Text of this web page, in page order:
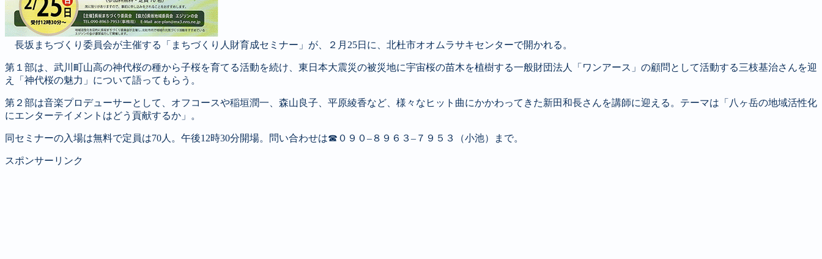
長坂まちづくり委員会が主催する「まちづくり人財育成セミナー」が、２月 25日に、北杜市オオムラサキセンターで開かれる。
第１部は、武川町山高の神代桜の種から子桜を育てる活動を続け、東日本大震災の被災地に宇宙桜の苗木を植樹する一般財団法人「ワンアース」の顧問として活動する三枝基治さんを迎
え「神代桜の魅力」について語ってもらう。
第２部は音楽プロデューサーとして、オフコースや稲垣潤一、森山良子、平原綾香など、様々なヒット曲にかかわってきた新田和長さんを講師に迎える。テーマは「八ヶ岳の地域活性化
にエンターテイメントはどう貢献するか」。
同セミナーの入場は無料で定員は70人。午後12時30分開場。問い合わせは☎０９０–８９６３ – ７９５３（小池）まで。
スポンサーリンク